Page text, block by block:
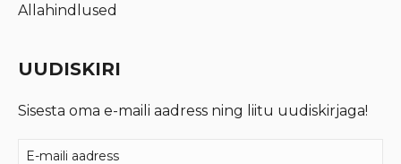
Allahindlused
UUDISKIRI
Sisesta oma e-maili aadress ning liitu uudiskirjaga!